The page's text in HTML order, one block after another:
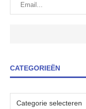
CATEGORIEËN